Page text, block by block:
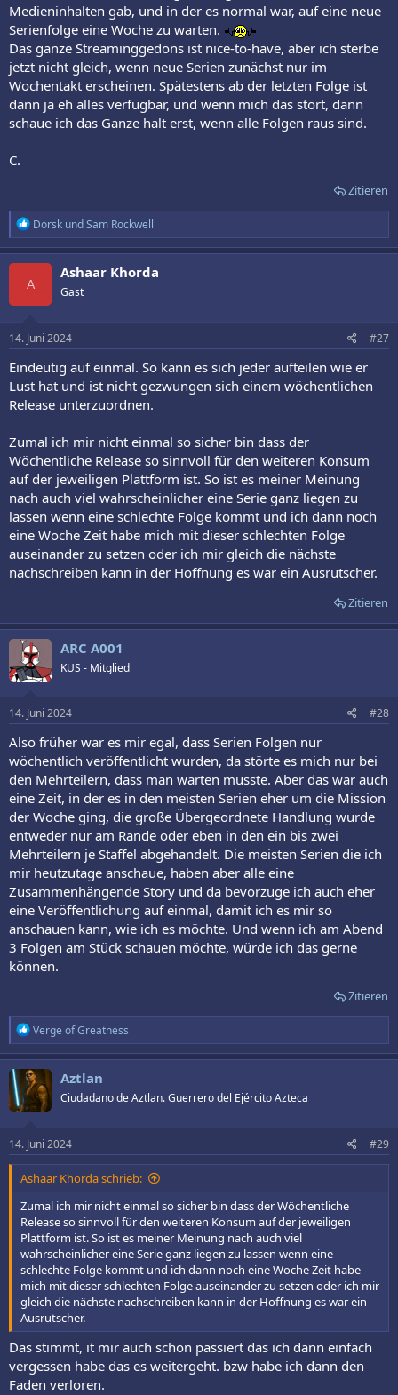
Medieninhalten gab, und in der es normal war, auf eine neue
Serienfolge eine Woche zu warten.
Das ganze Streaminggedöns ist nice-to-have, aber ich sterbe
jetzt nicht gleich, wenn neue Serien zunächst nur im
Wochentakt erscheinen. Spätestens ab der letzten Folge ist
dann ja eh alles verfügbar, und wenn mich das stört, dann
schaue ich das Ganze halt erst, wenn alle Folgen raus sind.
C.
Zitieren
R
e
a
k
t
o
e
n
:
Dorsk undSam Rockwell
A
Ashaar Khorda
Gast
14. Juni 2024 #27
Eindeutig auf einmal. So kann es sich jeder aufteilen wie er
Lust hat und ist nicht gezwungen sich einem wöchentlichen
Release unterzuordnen.
Zumal ich mir nicht einmal so sicher bin dass der
Wöchentliche Release so sinnvoll für den weiteren Konsum
auf der jeweiligen Plattform ist. So ist es meiner Meinung
nach auch viel wahrscheinlicher eine Serie ganz liegen zu
lassen wenn eine schlechte Folge kommt und ich dann noch
eine Woche Zeit habe mich mit dieser schlechten Folge
auseinander zu setzen oder ich mir gleich die nächste
nachschreiben kann in der Hoffnung es war ein Ausrutscher.
Zitieren
ARC A001
KUS - Mitglied
14. Juni 2024 #28
Also früher war es mir egal, dass Serien Folgen nur
wöchentlich veröffentlicht wurden, da störte es mich nur bei
den Mehrteilern, dass man warten musste. Aber das war auch
eine Zeit, in der es in den meisten Serien eher um die Mission
der Woche ging, die große Übergeordnete Handlung wurde
entweder nur am Rande oder eben in den ein bis zwei
Mehrteilern je Staffel abgehandelt. Die meisten Serien die ich
mir heutzutage anschaue, haben aber alle eine
Zusammenhängende Story und da bevorzuge ich auch eher
eine Veröffentlichung auf einmal, damit ich es mir so
anschauen kann, wie ich es möchte. Und wenn ich am Abend
3 Folgen am Stück schauen möchte, würde ich das gerne
können.
Zitieren
R
e
a
k
t
i
o
e
n
:
Verge of Greatness
Aztlan
Ciudadano de Aztlan. Guerrero del Ejército Azteca
14. Juni 2024 #29
Ashaar Khorda schrieb:
Zumal ich mir nicht einmal so sicher bin dass der Wöchentliche
Release so sinnvoll für den weiteren Konsum auf der jeweiligen
Plattform ist. So ist es meiner Meinung nach auch viel
wahrscheinlicher eine Serie ganz liegen zu lassen wenn eine
schlechte Folge kommt und ich dann noch eine Woche Zeit habe
mich mit dieser schlechten Folge auseinander zu setzen oder ich mir
gleich die nächste nachschreiben kann in der Hoffnung es war ein
Ausrutscher.
Das stimmt, it mir auch schon passiert das ich dann einfach
vergessen habe das es weitergeht. bzw habe ich dann den
Faden verloren.